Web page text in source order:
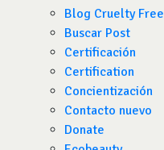
Blog Cruelty Free
Buscar Post
Certificación
Certification
Concientización
Contacto nuevo
Donate